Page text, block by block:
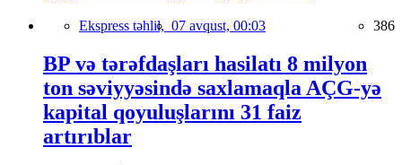
Ekspress təhlil, 07 avqust, 00:03 386
BP və tərəfdaşları hasilatı 8 milyon
ton səviyyəsində saxlamaqla AÇG-yə
kapital qoyuluşlarını 31 faiz
artırıblar